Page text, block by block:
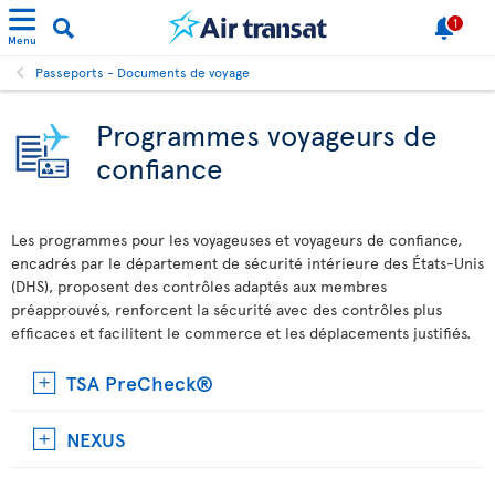
Menu
1
Passeports - Documents de voyage
Programmes voyageurs de
confiance
Les programmes pour les voyageuses et voyageurs de confiance,
encadrés par le département de sécurité intérieure des États-Unis
(DHS), proposent des contrôles adaptés aux membres
préapprouvés, renforcent la sécurité avec des contrôles plus
efficaces et facilitent le commerce et les déplacements justifiés.
TSA PreCheck®
NEXUS